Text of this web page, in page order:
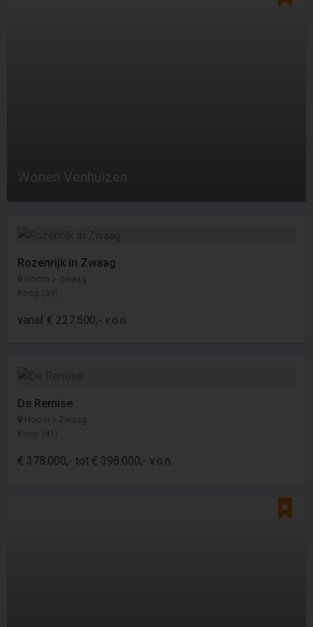
Rozenrijk in Zwaag
Hoorn > Zwaag
Koop (59)
vanaf € 227.500,- v.o.n.
De Remise
Hoorn > Zwaag
Koop (41)
€ 378.000,- tot € 398.000,- v.o.n.